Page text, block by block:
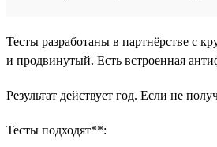
Тесты разработаны в партнёрстве с
и продвинутый. Есть встроенная
Результат действует год. Если не
Тесты подходят**: